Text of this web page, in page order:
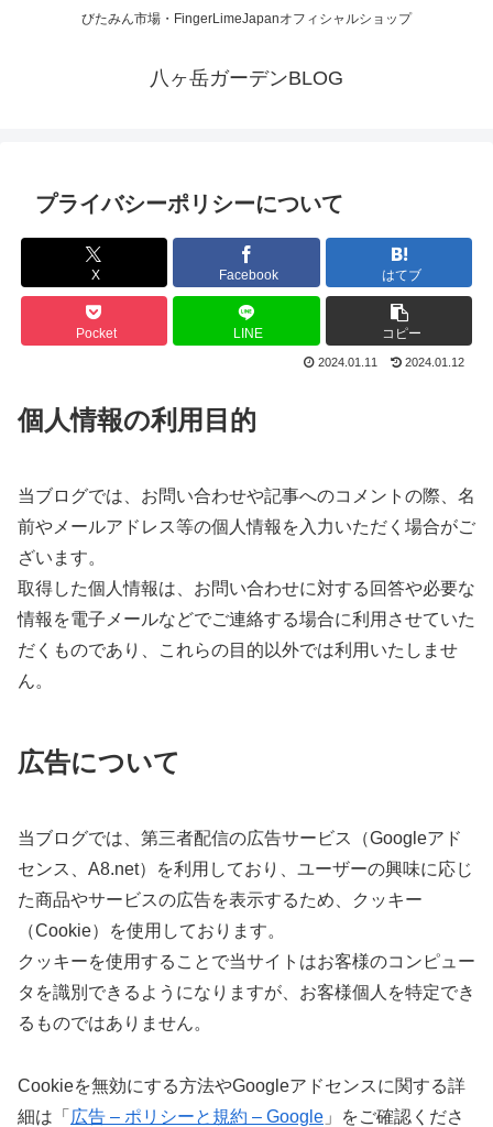
びたみん市場・FingerLimeJapanオフィシャルショップ
八ヶ岳ガーデンBLOG
プライバシーポリシーについて
X Facebook はてブ
Pocket LINE コピー
2024.01.11 2024.01.12
個人情報の利用目的
当ブログでは、お問い合わせや記事へのコメントの際、名
前やメールアドレス等の個人情報を入力いただく場合がご
ざいます。
取得した個人情報は、お問い合わせに対する回答や必要な
情報を電子メールなどでご連絡する場合に利用させていた
だくものであり、これらの目的以外では利用いたしませ
ん。
広告について
当ブログでは、第三者配信の広告サービス（Googleアド
センス、A8.net）を利用しており、ユーザーの興味に応じ
た商品やサービスの広告を表示するため、クッキー
（Cookie）を使用しております。
クッキーを使用することで当サイトはお客様のコンピュー
タを識別できるようになりますが、お客様個人を特定でき
るものではありません。
Cookieを無効にする方法やGoogleアドセンスに関する詳
細は「 広告 – ポリシーと規約 – Google 」をご確認くださ